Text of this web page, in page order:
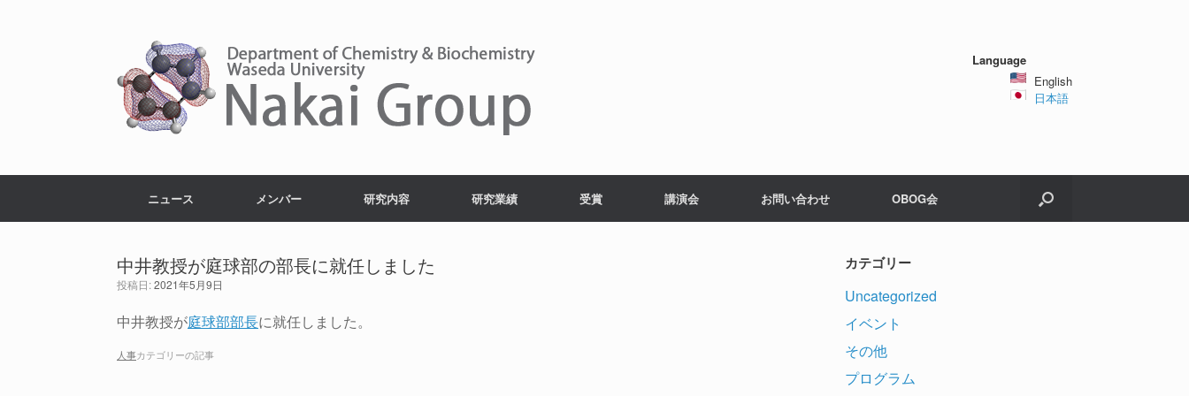
Language
English
日本語
ニュース メンバー 研究内容 研究業績 受賞 講演会 お問い合わせ OBOG会
中井教授が庭球部の部長に就任しました
投稿日:2021年5月9日
中井教授が庭球部部長に就任しました。
人事カテゴリーの記事
カテゴリー
Uncategorized
イベント
その他
プログラム